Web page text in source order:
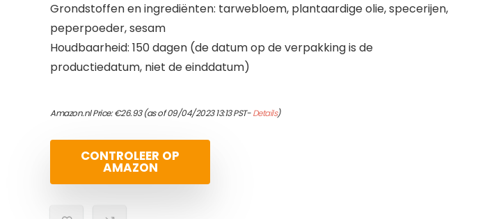
Grondstoffen en ingrediënten: tarwebloem, plantaardige olie, specerijen,
peperpoeder, sesam
Houdbaarheid: 150 dagen (de datum op de verpakking is de
productiedatum, niet de einddatum)
Amazon.nl Price:€26.93(as of 09/04/2023 13:13 PST-Details)
CONTROLEER OP
AMAZON